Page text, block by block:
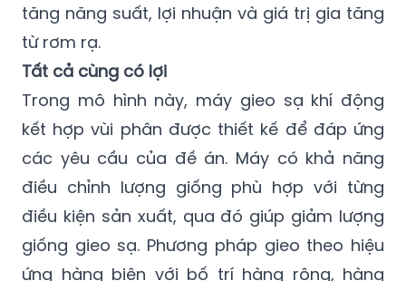
tăng năng suất, lợi nhuận và giá trị gia tăng
từ rơm rạ.
Tất cả cùng có lợi
Trong mô hình này, máy gieo sạ khí động
kết hợp vùi phân được thiết kế để đáp ứng
các yêu cầu của đề án. Máy có khả năng
điều chỉnh lượng giống phù hợp với từng
điều kiện sản xuất, qua đó giúp giảm lượng
giống gieo sạ. Phương pháp gieo theo hiệu
ứng hàng biên với bố trí hàng rộng, hàng